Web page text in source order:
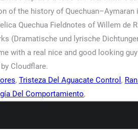
, Tristeza Del Aguacate Control ,
Del Comportamiento,